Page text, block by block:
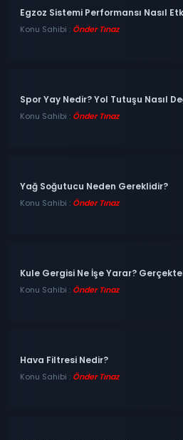
Egzoz Sistemi Performansı Nasıl
Konu Sahibi : Önder Tınaz
Spor Yay Nedir? Yol Tutuşu Nasıl
Konu Sahibi : Önder Tınaz
Yağ Soğutucu Neden Gereklidir?
Konu Sahibi : Önder Tınaz
Kule Gergisi Ne İşe Yarar?
Konu Sahibi : Önder Tınaz
Hava Filtresi Nedir?
Konu Sahibi : Önder Tınaz